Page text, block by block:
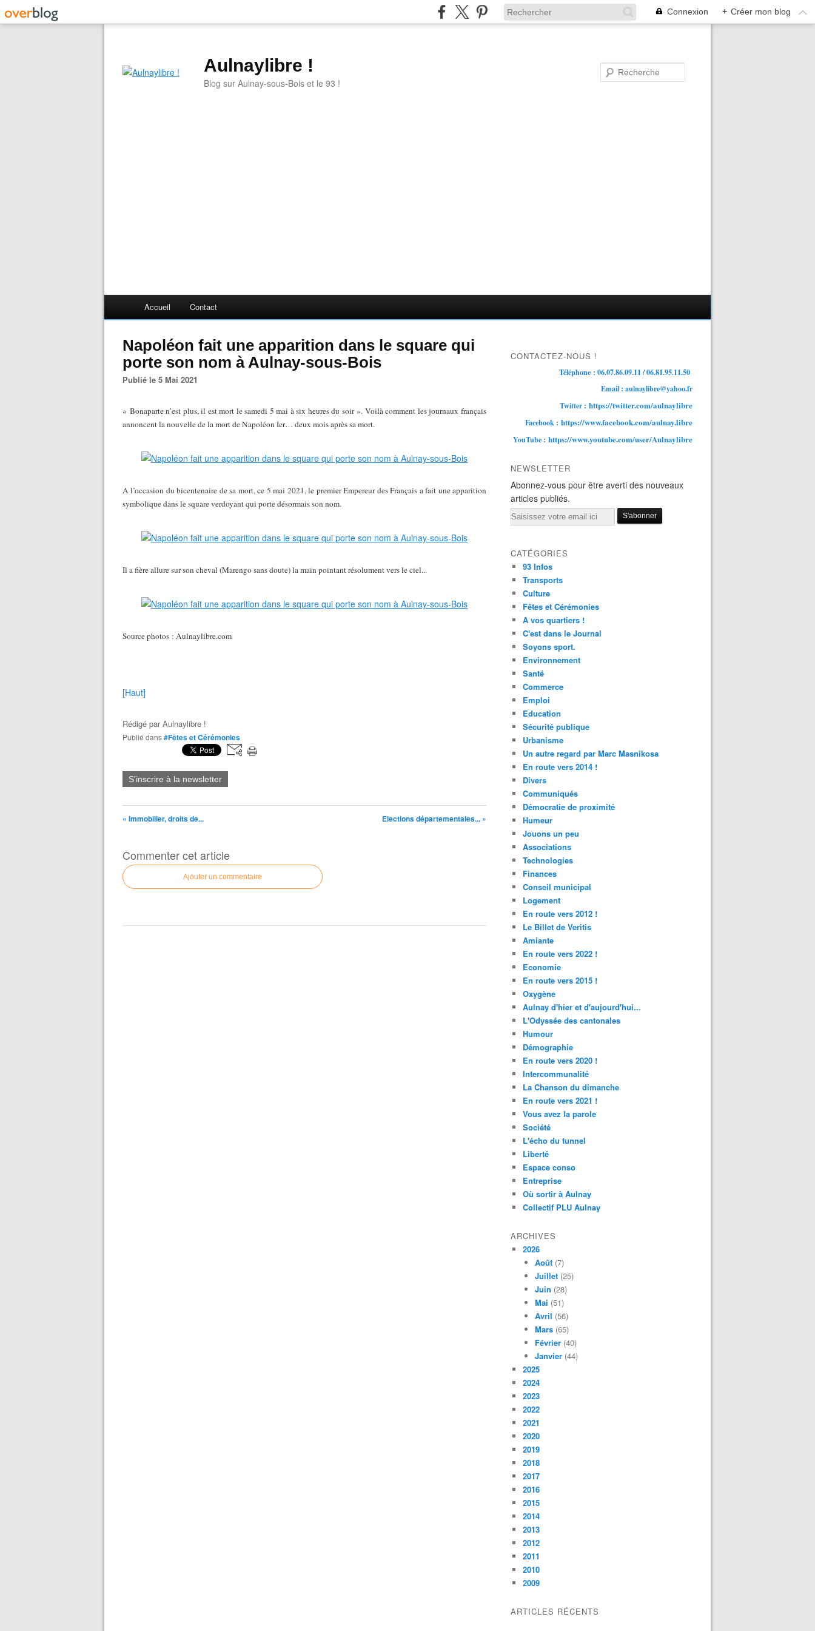
Connexion + Créer mon blog
Aulnaylibre !
Blog sur Aulnay-sous-Bois et le 93 !
Accueil Contact
Napoléon fait une apparition dans le square qui
porte son nom à Aulnay-sous-Bois
Publié le 5 Mai 2021
« Bonaparte n’est plus, il est mort le samedi 5 mai à six heures du soir ». Voilà comment les journaux français
annoncent la nouvelle de la mort de Napoléon Ier… deux mois après sa mort.
A l’occasion du bicentenaire de sa mort, ce 5 mai 2021, le premier Empereur des Français a fait une apparition
symbolique dans le square verdoyant qui porte désormais son nom.
Il a fière allure sur son cheval (Marengo sans doute) la main pointant résolument vers le ciel...
Source photos : Aulnaylibre.com
[Haut]
Rédigé parAulnaylibre !
Publié dans#Fêtes et Cérémonies
S'inscrire à la newsletter
« Immobilier, droits de... Elections départementales... »
Commenter cet article
Ajouter un commentaire
CONTACTEZ-NOUS !
Téléphone : 06.07.86.09.11 / 06.81.95.11.50
Email : aulnaylibre@yahoo.fr
Twitter : https://twitter.com/aulnaylibre
Facebook : https://www.facebook.com/aulnay.libre
YouTube : https://www.youtube.com/user/Aulnaylibre
NEWSLETTER
Abonnez-vous pour être averti des nouveaux
articles publiés.
Email
CATÉGORIES
93 Infos
Transports
Culture
Fêtes et Cérémonies
A vos quartiers !
C'est dans le Journal
Soyons sport.
Environnement
Santé
Commerce
Emploi
Education
Sécurité publique
Urbanisme
Un autre regard par Marc Masnikosa
En route vers 2014 !
Divers
Communiqués
Démocratie de proximité
Humeur
Jouons un peu
Associations
Technologies
Finances
Conseil municipal
Logement
En route vers 2012 !
Le Billet de Veritis
Amiante
En route vers 2022 !
Economie
En route vers 2015 !
Oxygène
Aulnay d'hier et d'aujourd'hui...
L'Odyssée des cantonales
Humour
Démographie
En route vers 2020 !
Intercommunalité
La Chanson du dimanche
En route vers 2021 !
Vous avez la parole
Société
L'écho du tunnel
Liberté
Espace conso
Entreprise
Où sortir à Aulnay
Collectif PLU Aulnay
ARCHIVES
2026
Août (7)
Juillet (25)
Juin (28)
Mai (51)
Avril (56)
Mars (65)
Février (40)
Janvier (44)
2025
2024
2023
2022
2021
2020
2019
2018
2017
2016
2015
2014
2013
2012
2011
2010
2009
ARTICLES RÉCENTS